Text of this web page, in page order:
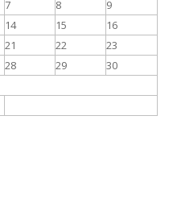
7 8
9
14 15
16
21 22
23
28 29
30